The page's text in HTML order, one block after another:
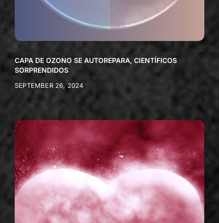
CAPA DE OZONO SE AUTOREPARA, CIENTÍFICOS
SORPRENDIDOS
SEPTEMBER 26, 2024